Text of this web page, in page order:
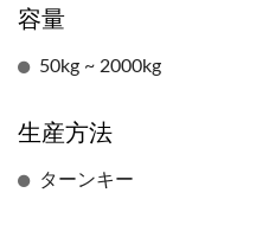
容量
50kg ~ 2000kg
生産方法
ターンキー